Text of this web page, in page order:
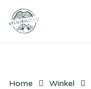
Home Winkel